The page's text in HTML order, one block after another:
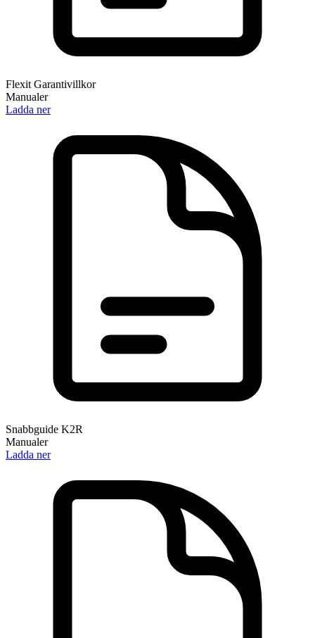
Flexit Garantivillkor
Manualer
Ladda ner
Snabbguide K2R
Manualer
Ladda ner